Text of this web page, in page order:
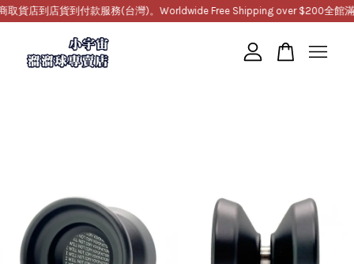
貨店到店貨到付款服務(台灣)。Worldwide Free Shipping over $200全館滿